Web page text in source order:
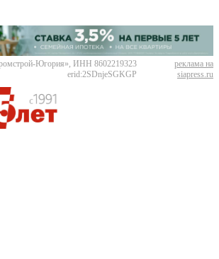
Югория», ИНН 8602219323
erid:2SDnjeSGKGP
реклама на
siapress.ru